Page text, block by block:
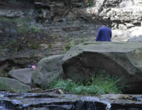
Mektup Galeri
Röportaj
Manşet
Köşe Yazıları